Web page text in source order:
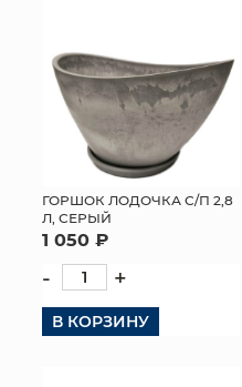
ГОРШОК ЛОДОЧКА С/П 2,8
Л, СЕРЫЙ
1 050 ₽
- +
В КОРЗИНУ